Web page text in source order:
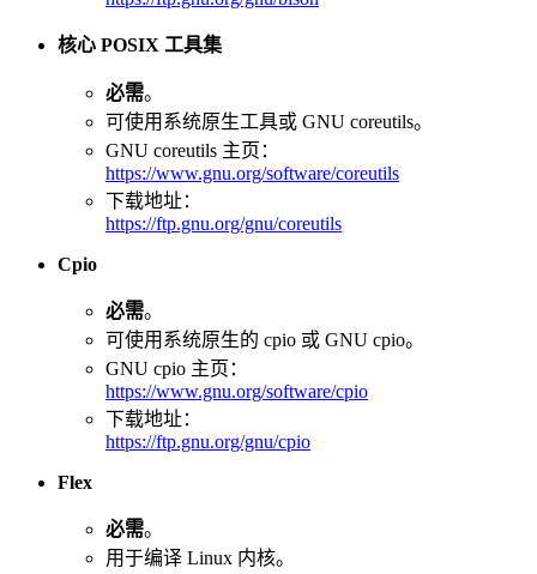
核心 POSIX 工具集
必需。
可使用系统原生工具或 GNU coreutils。
GNU coreutils 主页：
https://www.gnu.org/software/coreutils
下载地址：
https://ftp.gnu.org/gnu/coreutils
Cpio
必需。
可使用系统原生的 cpio 或 GNU cpio。
GNU cpio 主页：
https://www.gnu.org/software/cpio
下载地址：
https://ftp.gnu.org/gnu/cpio
Flex
必需。
用于编译 Linux 内核。